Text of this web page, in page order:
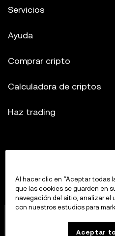
Servicios
Ayuda
Comprar cripto
Calculadora de criptos
Haz trading
comercial de OKX, es
de criptoactivos
Al hacer clic en “Aceptar todas
que las cookies se guarden en
navegación del sitio, analizar el
con nuestros estudios para
Aceptar